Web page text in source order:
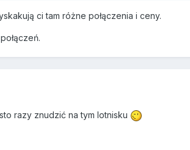
ci tam różne połączenia i ceny.
razy znudzić na tym lotnisku